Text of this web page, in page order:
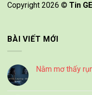
Copyright 2026 © Tin
BÀI VIẾT MỚI
Nằm mơ thấy